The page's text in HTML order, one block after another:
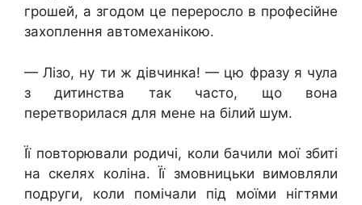
грошей, а згодом це переросло в професійне
захоплення автомеханікою.
— Лізо, ну ти ж дівчинка! — цю фразу я чула
з дитинства так часто, що вона
перетворилася для мене на білий шум.
Її повторювали родичі, коли бачили мої збиті
на скелях коліна. Її змовницьки вимовляли
подруги, коли помічали під моїми нігтями